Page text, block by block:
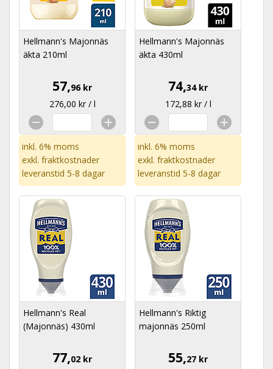
Hellmann's Majonnäs
äkta 210ml
57,96 kr
276,00 kr / l
inkl. 6% moms
exkl. fraktkostnader
leveranstid 5-8 dagar
Hellmann's Majonnäs
äkta 430ml
74,34 kr
172,88 kr / l
inkl. 6% moms
exkl. fraktkostnader
leveranstid 5-8 dagar
Hellmann's Real
(Majonnäs) 430ml
77,02 kr
Hellmann's Riktig
majonnäs 250ml
55,27 kr